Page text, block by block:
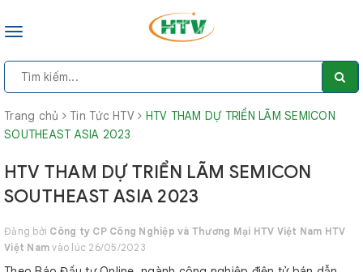
Toggle
Trang chủ Tin Tức HTV
HTV THAM DỰ TRIỂN LÃM SEMICON
SOUTHEAST ASIA 2023
HTV THAM DỰ TRIỂN LÃM SEMICON
SOUTHEAST ASIA 2023
Đăng bởi Công ty CP Công Nghiệp và Thương Mại HTV Việt Nam HTV
Việt Nam vào lúc 26/05/2023